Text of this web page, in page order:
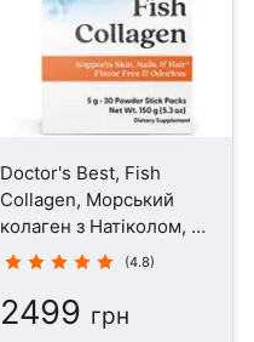
Doctor's Best, Fish
Collagen, Морський
колаген з Натіколом, 30
стіків
(4.8)
2499 грн